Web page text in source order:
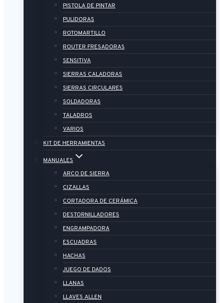
PISTOLA DE PINTAR
PULIDORAS
ROTOMARTILLO
ROUTER FRESADORAS
SENSITIVA
SIERRAS CALADORAS
SIERRAS CIRCULARES
SOLDADORAS
TALADROS
VARIOS
KIT DE HERRAMIENTAS
MANUALES
ARCO DE SIERRA
CIZALLAS
CORTADORA DE CERÁMICA
DESTORNILLADORES
ENGRAMPADORA
ESCUADRAS
HACHAS
JUEGO DE DADOS
LLANAS
LLAVES ALLEN